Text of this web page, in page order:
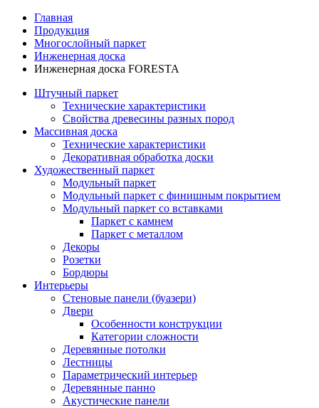
Главная
Продукция
Многослойный паркет
Инженерная доска
Инженерная доска FORESTA
Штучный паркет
Технические характеристики
Свойства древесины разных пород
Массивная доска
Технические характеристики
Декоративная обработка доски
Художественный паркет
Модульный паркет
Модульный паркет с финишным покрытием
Модульный паркет со вставками
Паркет с камнем
Паркет с металлом
Декоры
Розетки
Бордюры
Интерьеры
Стеновые панели (буазери)
Двери
Особенности конструкции
Категории сложности
Деревянные потолки
Лестницы
Параметрический интерьер
Деревянные панно
Акустические панели